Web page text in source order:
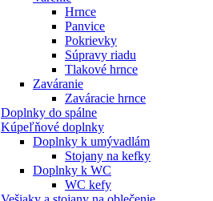
Hrnce
Panvice
Pokrievky
Súpravy riadu
Tlakové hrnce
Zaváranie
Zaváracie hrnce
Doplnky do spálne
Kúpeľňové doplnky
Doplnky k umývadlám
Stojany na kefky
Doplnky k WC
WC kefy